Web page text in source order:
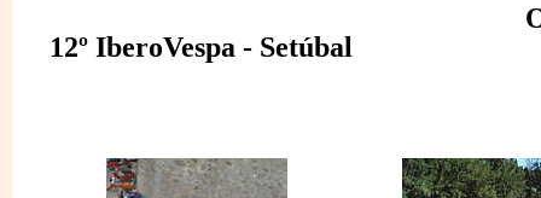
12º IberoVespa - Setúbal